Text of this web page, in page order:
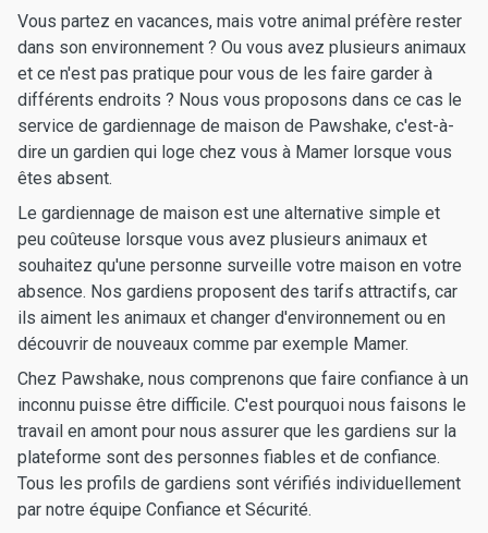
Vous partez en vacances, mais votre animal préfère rester
dans son environnement ? Ou vous avez plusieurs animaux
et ce n'est pas pratique pour vous de les faire garder à
différents endroits ? Nous vous proposons dans ce cas le
service de gardiennage de maison de Pawshake, c'est-à-
dire un gardien qui loge chez vous à Mamer lorsque vous
êtes absent.
Le gardiennage de maison est une alternative simple et
peu coûteuse lorsque vous avez plusieurs animaux et
souhaitez qu'une personne surveille votre maison en votre
absence. Nos gardiens proposent des tarifs attractifs, car
ils aiment les animaux et changer d'environnement ou en
découvrir de nouveaux comme par exemple Mamer.
Chez Pawshake, nous comprenons que faire confiance à un
inconnu puisse être difficile. C'est pourquoi nous faisons le
travail en amont pour nous assurer que les gardiens sur la
plateforme sont des personnes fiables et de confiance.
Tous les profils de gardiens sont vérifiés individuellement
par notre équipe Confiance et Sécurité.